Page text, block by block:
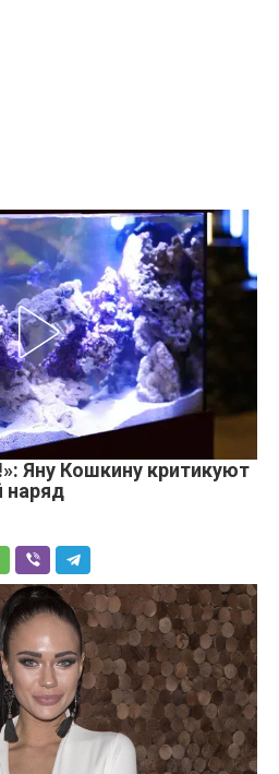
Яну Кошкину критикуют
наряд